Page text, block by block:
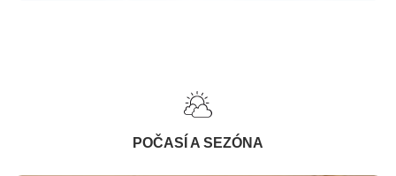
POČASÍ A SEZÓNA